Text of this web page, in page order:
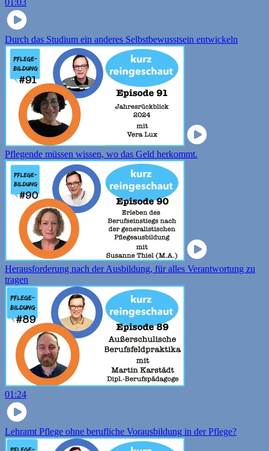
Durch das Studium ein anderes Selbstbewusstsein entwickeln
Pflegende müssen wissen, wo das Geld herkommt.
Herausforderung nach der Ausbildung, für alles Verantwortung zu
tragen
01:24
Lehramt Pflege ohne berufliche Vorausbildung in der Pflege?